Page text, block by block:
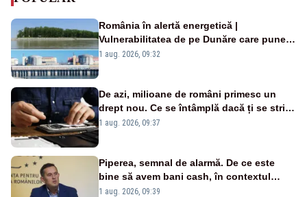
România în alertă energetică |
Vulnerabilitatea de pe Dunăre care pune
în pericol Centrala Cernavodă era
1 aug. 2026, 09:32
De azi, milioane de români primesc un
drept nou. Ce se întâmplă dacă ți se strică
un produs
1 aug. 2026, 09:37
Piperea, semnal de alarmă. De ce este
bine să avem bani cash, în contextul
alertei energetice?
1 aug. 2026, 09:39